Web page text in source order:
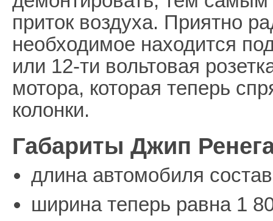
приток воздуха. Приятно
необходимое находится
или 12-ти вольтовая
мотора, которая теперь
колонки.
Габариты Джип
длина автомобиля
ширина теперь равна 1